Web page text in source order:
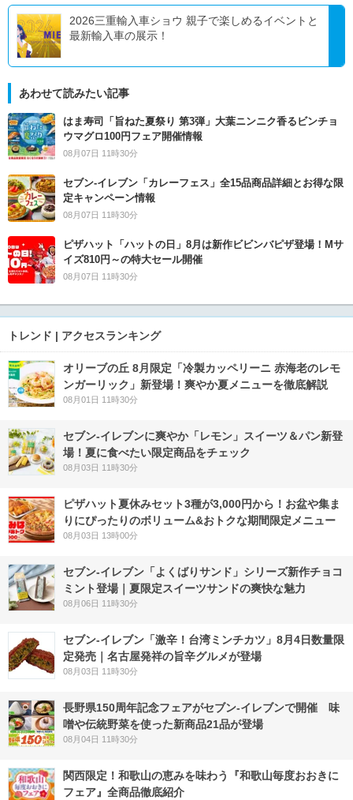
2026三重輸入車ショウ 親子で楽しめるイベントと
最新輸入車の展示！
あわせて読みたい記事
はま寿司「旨ねた夏祭り 第3弾」大葉ニンニク香るビンチョ
ウマグロ100円フェア開催情報
08月07日 11時30分
セブン‐イレブン「カレーフェス」全15品商品詳細とお得な限
定キャンペーン情報
08月07日 11時30分
ピザハット「ハットの日」8月は新作ビビンバピザ登場！Mサ
イズ810円～の特大セール開催
08月07日 11時30分
トレンド | アクセスランキング
オリーブの丘 8月限定「冷製カッペリーニ 赤海老のレモ
ンガーリック」新登場！爽やか夏メニューを徹底解説
08月01日 11時30分
セブン‐イレブンに爽やか「レモン」スイーツ＆パン新登
場！夏に食べたい限定商品をチェック
08月03日 11時30分
ピザハット夏休みセット3種が3,000円から！お盆や集ま
りにぴったりのボリューム&おトクな期間限定メニュー
08月03日 13時00分
セブン‐イレブン「よくばりサンド」シリーズ新作チョコ
ミント登場｜夏限定スイーツサンドの爽快な魅力
08月06日 11時30分
セブン-イレブン「激辛！台湾ミンチカツ」8月4日数量限
定発売｜名古屋発祥の旨辛グルメが登場
08月03日 11時30分
長野県150周年記念フェアがセブン-イレブンで開催 味
噌や伝統野菜を使った新商品21品が登場
08月04日 11時30分
関西限定！和歌山の恵みを味わう『和歌山毎度おおきに
フェア』全商品徹底紹介